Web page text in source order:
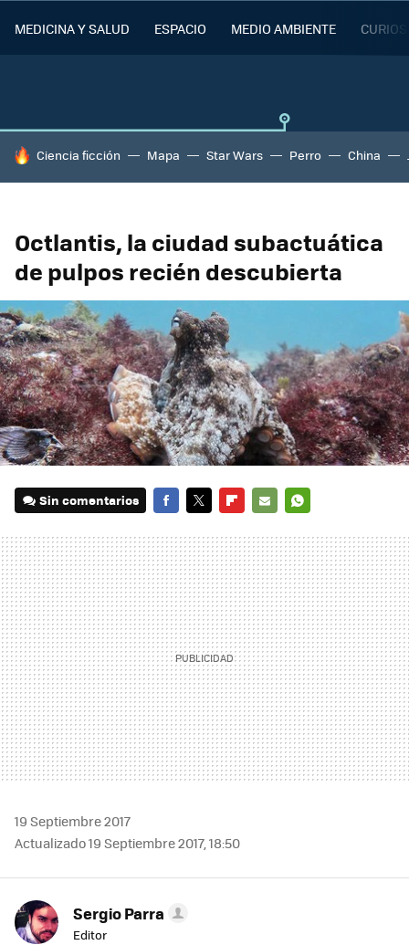
MEDICINA Y SALUD ESPACIO MEDIO AMBIENTE
HOY SE HABLA DE
Ciencia ficción Mapa Star Wars Perro China
Octlantis, la ciudad subactuática
de pulpos recién descubierta
Sin comentarios
MAIL
19 Septiembre 2017
Actualizado 19 Septiembre 2017, 18:50
Sergio Parra
Editor